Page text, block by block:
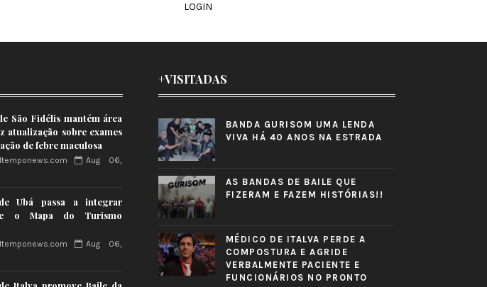
LOGIN
São Fidélis mantém área
atualização sobre exames
de febre maculosa
Aug 06,
Ubá passa a integrar
o Mapa do Turismo
Aug 06,
+VISITADAS
BANDA GURISOM UMA LENDA
VIVA HÁ 40 ANOS NA ESTRADA
AS BANDAS DE BAILE QUE
FIZERAM E FAZEM HISTÓRIAS!!
MÉDICO DE ITALVA PERDE A
COMPOSTURA E AGRIDE
VERBALMENTE PACIENTE E
FUNCIONÁRIOS NO PRONTO